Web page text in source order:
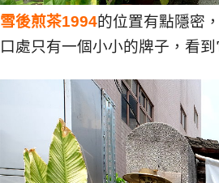
雪後煎茶1994的位置有點隱密
口處只有一個小小的牌子，看